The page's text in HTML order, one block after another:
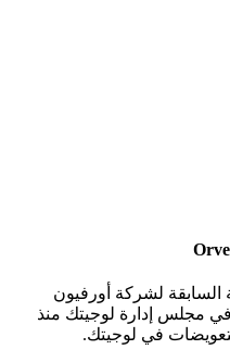
السابقة لشركة أورفيون
مجلس إدارة لوجيتك منذ